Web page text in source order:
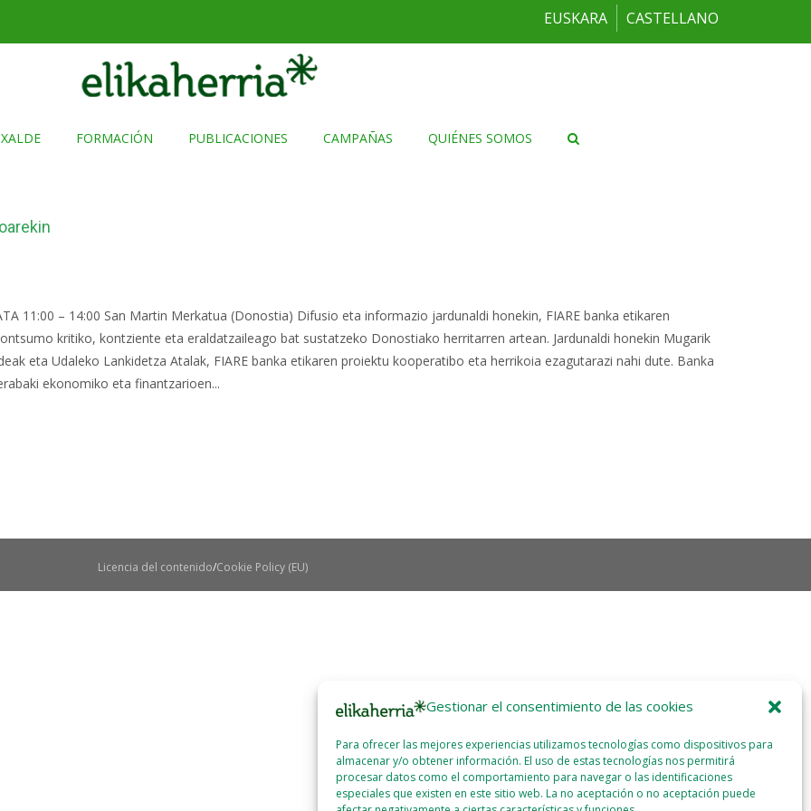
Gestionar el consentimiento de las cookies
Para ofrecer las mejores experiencias utilizamos tecnologías como dispositivos para
almacenar y/o obtener información. El uso de estas tecnologías nos permitirá
procesar datos como el comportamiento para navegar o las identificaciones
especiales que existen en este sitio web. La no aceptación o no aceptación puede
EUSKARA CASTELLANO
FORMACIÓN PUBLICACIONES CAMPAÑAS QUIÉNES SOMOS
11:00 – 14:00 San Martin Merkatua (Donostia) Difusio eta informazio jardunaldi honekin, FIARE banka etikaren
kritiko, kontziente eta eraldatzaileago bat sustatzeko Donostiako herritarren artean. Jardunaldi honekin Mugarik
eta Udaleko Lankidetza Atalak, FIARE banka etikaren proiektu kooperatibo eta herrikoia ezagutarazi nahi dute. Banka
ekonomiko eta finantzarioen...
Licencia del contenido Cookie Policy (EU)